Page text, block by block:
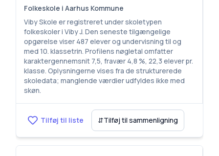
Folkeskole i Aarhus Kommune
Viby Skole er registreret under skoletypen
folkeskoler i Viby J. Den seneste tilgængelige
opgørelse viser 487 elever og undervisning til og
med 10. klassetrin. Profilens nøgletal omfatter
karaktergennemsnit 7,5, fravær 4,8 %, 22,3 elever pr.
klasse. Oplysningerne vises fra de strukturerede
skoledata; manglende værdier udfyldes ikke med
skøn.
Tilføj til liste ⇵Tilføj til sammenligning